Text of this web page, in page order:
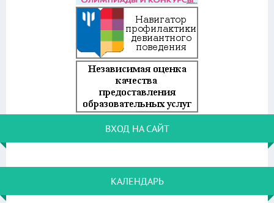
ВХОД НА САЙТ
КАЛЕНДАРЬ